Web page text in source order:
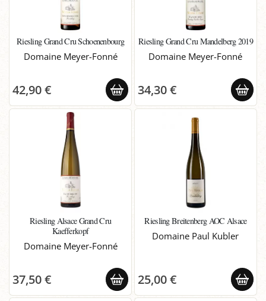
Riesling Grand Cru Schoenenbourg
Domaine Meyer-Fonné
42,90 €
Riesling Grand Cru Mandelberg 2019
Domaine Meyer-Fonné
34,30 €
Riesling Alsace Grand Cru
Kaefferkopf
Domaine Meyer-Fonné
37,50 €
Riesling Breitenberg AOC Alsace
Domaine Paul Kubler
25,00 €